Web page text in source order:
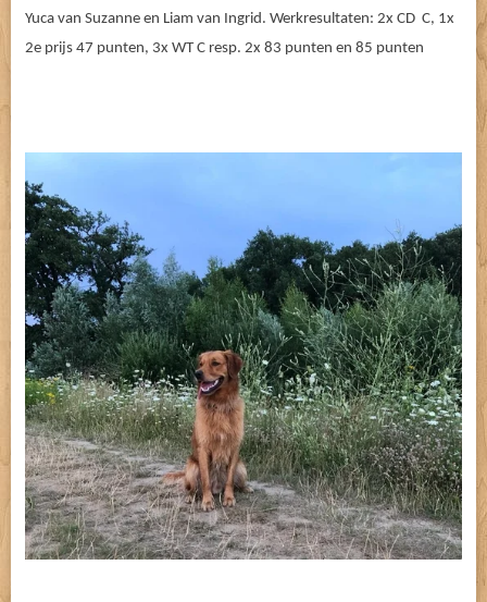
Yuca van Suzanne en Liam van Ingrid. Werkresultaten: 2x CD C, 1x
2e prijs 47 punten, 3x WT C resp. 2x 83 punten en 85 punten